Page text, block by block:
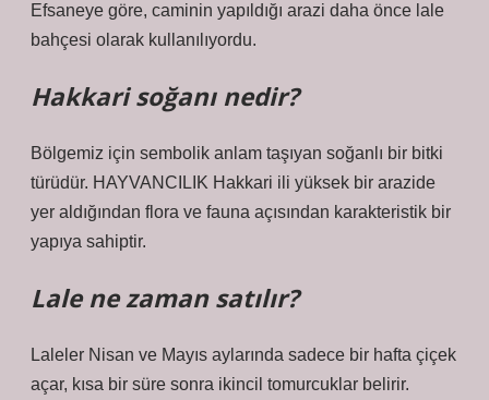
Efsaneye göre, caminin yapıldığı arazi daha önce lale
bahçesi olarak kullanılıyordu.
Hakkari soğanı nedir?
Bölgemiz için sembolik anlam taşıyan soğanlı bir bitki
türüdür. HAYVANCILIK Hakkari ili yüksek bir arazide
yer aldığından flora ve fauna açısından karakteristik bir
yapıya sahiptir.
Lale ne zaman satılır?
Laleler Nisan ve Mayıs aylarında sadece bir hafta çiçek
açar, kısa bir süre sonra ikincil tomurcuklar belirir.